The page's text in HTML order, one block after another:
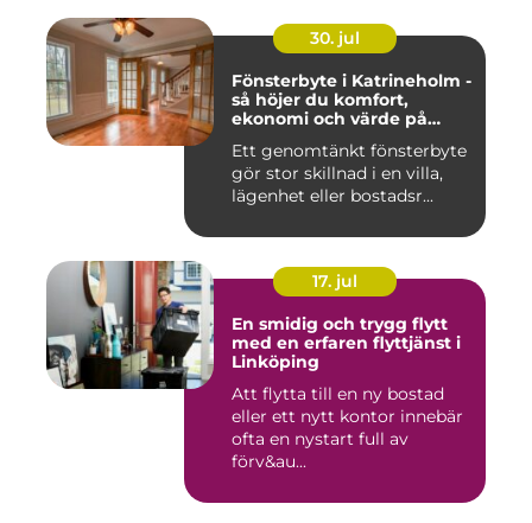
30. jul
Fönsterbyte i Katrineholm -
så höjer du komfort,
ekonomi och värde på
Ett genomtänkt fönsterbyte
gör stor skillnad i en villa,
lägenhet eller bostadsr...
17. jul
En smidig och trygg flytt
med en erfaren flyttjänst i
Linköping
Att flytta till en ny bostad
eller ett nytt kontor innebär
ofta en nystart full av
förv&au...